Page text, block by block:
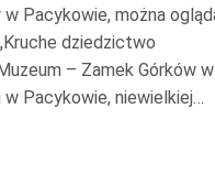
Pacykowie, można
dziedzictwo
– Zamek Górków w
w Pacykowie, niewielkiej…